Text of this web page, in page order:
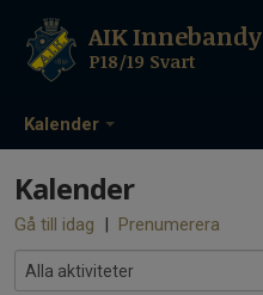
Kalender
AIK Innebandy
P18/19 Svart
Kalender
Gå till idag | Prenumerera